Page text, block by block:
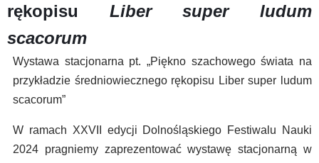
rękopisu Liber super ludum
scacorum
Wystawa stacjonarna pt. „Piękno szachowego świata na
przykładzie średniowiecznego rękopisu Liber super ludum
scacorum”
W ramach XXVII edycji Dolnośląskiego Festiwalu Nauki
2024 pragniemy zaprezentować wystawę stacjonarną w